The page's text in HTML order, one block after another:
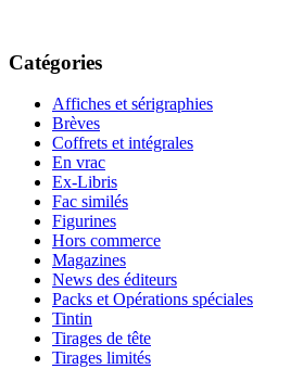
Catégories
Affiches et sérigraphies
Brèves
Coffrets et intégrales
En vrac
Ex-Libris
Fac similés
Figurines
Hors commerce
Magazines
News des éditeurs
Packs et Opérations spéciales
Tintin
Tirages de tête
Tirages limités